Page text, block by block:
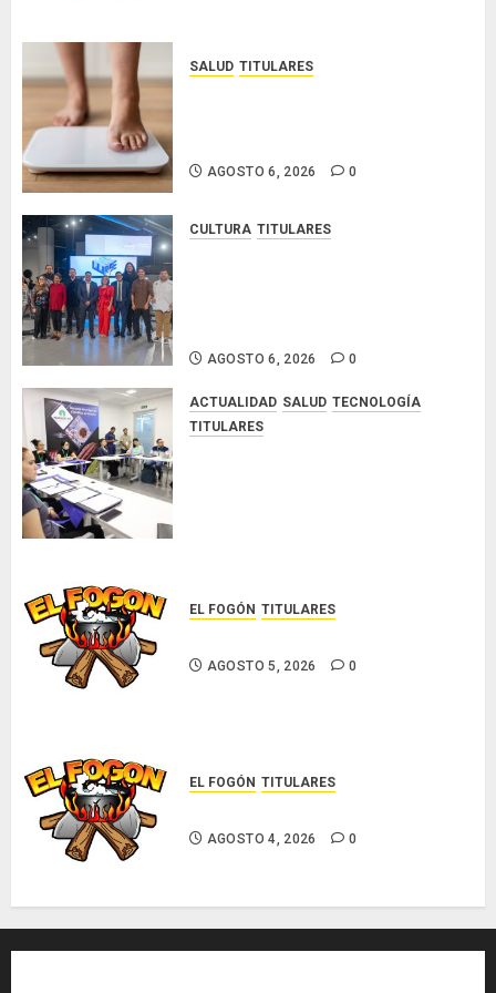
SALUD TITULARES
AGOSTO 6, 2026 0
CULTURA TITULARES
AGOSTO 6, 2026 0
ACTUALIDAD SALUD TECNOLOGÍA
TITULARES
EL FOGÓN TITULARES
AGOSTO 5, 2026 0
EL FOGÓN TITULARES
AGOSTO 4, 2026 0